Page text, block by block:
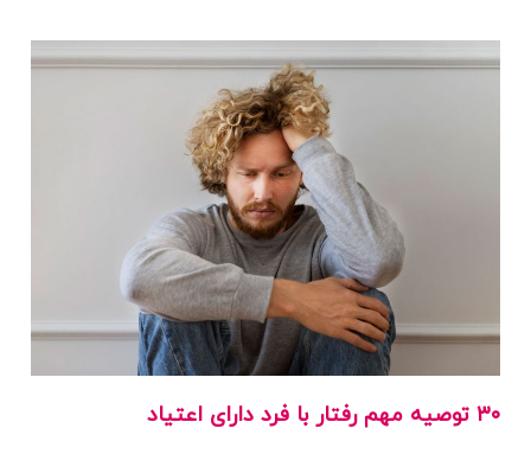
۳۰ توصیه مهم رفتار با فرد دارای اعتیاد